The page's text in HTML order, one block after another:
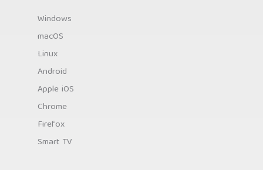
Windows
macOS
Linux
Android
Apple iOS
Chrome
Firefox
Smart TV